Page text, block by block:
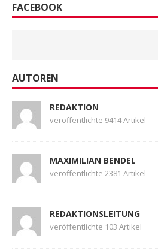
FACEBOOK
AUTOREN
REDAKTION
veröffentlichte 9414 Artikel
MAXIMILIAN BENDEL
veröffentlichte 2381 Artikel
REDAKTIONSLEITUNG
veröffentlichte 103 Artikel